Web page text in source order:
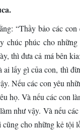
“Thầy bảo các
phúc cho
thì đưa cả má bên
lấy gì của con, thì
Nếu các con yêu
họ. Và nếu các con
như vậy. Và nếu
cho những kẻ tội